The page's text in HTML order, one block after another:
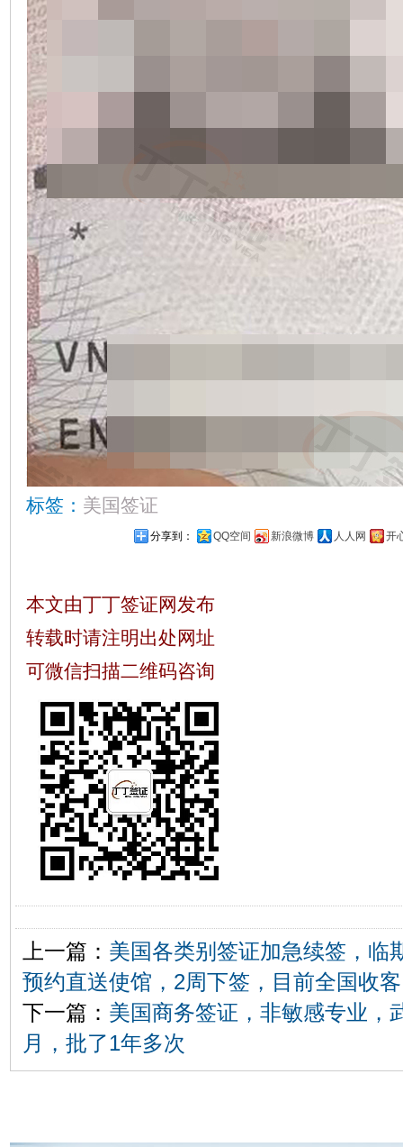
标签： 美国签证
分享到： QQ空间 新浪微博 人人网 开
本文由丁丁签证网发布
转载时请注明出处网址
可微信扫描二维码咨询
上一篇： 美国各类别签证加急续签，临
预约直送使馆，2周下签，目前全国收
下一篇： 美国商务签证，非敏感专业，
月，批了1年多次